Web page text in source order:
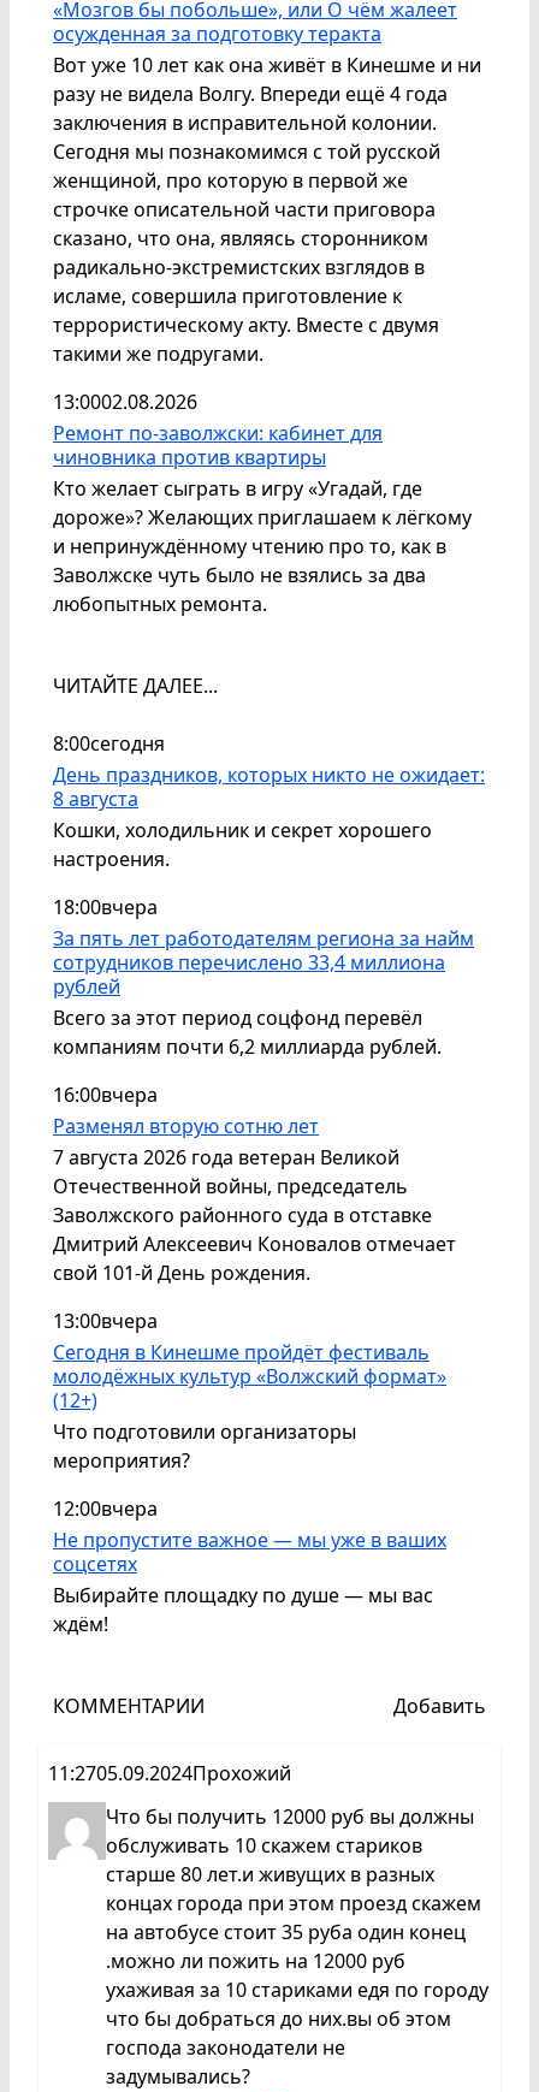
«Мозгов бы побольше», или О чём жалеет
осужденная за подготовку теракта
Вот уже 10 лет как она живёт в Кинешме и ни
разу не видела Волгу. Впереди ещё 4 года
заключения в исправительной колонии.
Сегодня мы познакомимся с той русской
женщиной, про которую в первой же
строчке описательной части приговора
сказано, что она, являясь сторонником
радикально-экстремистских взглядов в
исламе, совершила приготовление к
террористическому акту. Вместе с двумя
такими же подругами.
13:0002.08.2026
Ремонт по-заволжски: кабинет для
чиновника против квартиры
Кто желает сыграть в игру «Угадай, где
дороже»? Желающих приглашаем к лёгкому
и непринуждённому чтению про то, как в
Заволжске чуть было не взялись за два
любопытных ремонта.
ЧИТАЙТЕ ДАЛЕЕ...
8:00сегодня
День праздников, которых никто не ожидает:
8 августа
Кошки, холодильник и секрет хорошего
настроения.
18:00вчера
За пять лет работодателям региона за найм
сотрудников перечислено 33,4 миллиона
рублей
Всего за этот период соцфонд перевёл
компаниям почти 6,2 миллиарда рублей.
16:00вчера
Разменял вторую сотню лет
7 августа 2026 года ветеран Великой
Отечественной войны, председатель
Заволжского районного суда в отставке
Дмитрий Алексеевич Коновалов отмечает
свой 101-й День рождения.
13:00вчера
Сегодня в Кинешме пройдёт фестиваль
молодёжных культур «Волжский формат»
(12+)
Что подготовили организаторы
мероприятия?
12:00вчера
Не пропустите важное — мы уже в ваших
соцсетях
Выбирайте площадку по душе — мы вас
ждём!
КОММЕНТАРИИ Добавить
11:2705.09.2024Прохожий
Что бы получить 12000 руб вы должны
обслуживать 10 скажем стариков
старше 80 лет.и живущих в разных
концах города при этом проезд скажем
на автобусе стоит 35 руба один конец
.можно ли пожить на 12000 руб
ухаживая за 10 стариками едя по городу
что бы добраться до них.вы об этом
господа законодатели не
задумывались?